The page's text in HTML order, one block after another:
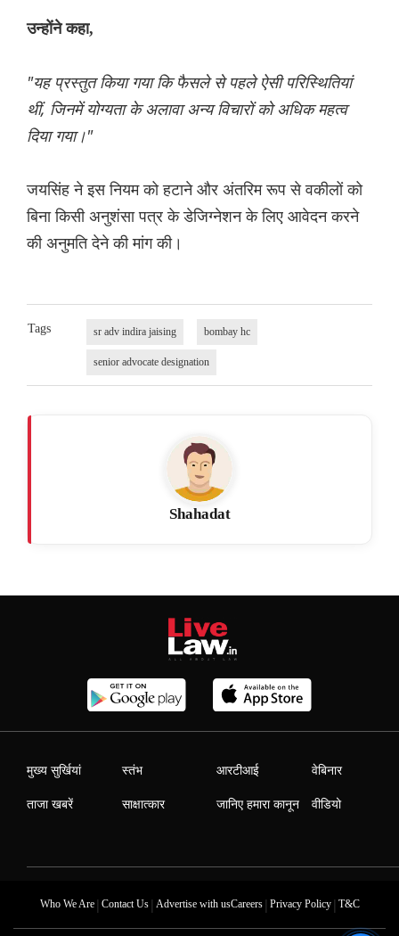
उन्होंने कहा,
"यह प्रस्तुत किया गया कि फैसले से पहले ऐसी परिस्थितियां
थीं, जिनमें योग्यता के अलावा अन्य विचारों को अधिक महत्व
दिया गया।"
जयसिंह ने इस नियम को हटाने और अंतरिम रूप से वकीलों को
बिना किसी अनुशंसा पत्र के डेजिग्नेशन के लिए आवेदन करने
की अनुमति देने की मांग की।
Tags sr adv indira jaising bombay hc
senior advocate designation
Shahadat
मुख्य सुर्खियां
ताजा खबरें
स्तंभ
साक्षात्कार
आरटीआई
जानिए हमारा कानून
वेबिनार
वीडियो
Who We Are| Contact Us| Advertise with usCareers| Privacy Policy| T&C